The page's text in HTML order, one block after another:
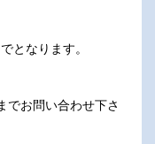
となります。
でお問い合わせ下さ